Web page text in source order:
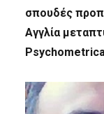
σπουδές
Αγγλία
Psychometrica